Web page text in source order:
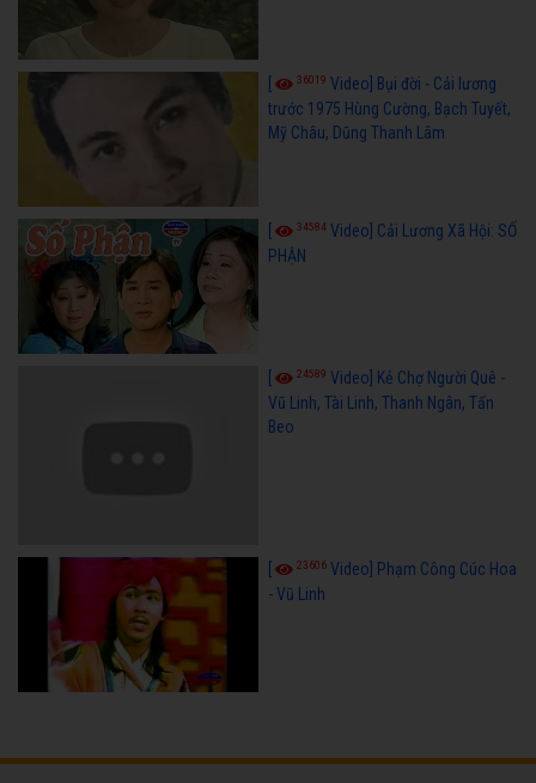
36019 Video] Bụi đời - Cải lương
trước 1975 Hùng Cường, Bạch Tuyết,
Mỹ Châu, Dũng Thanh Lâm
34584 Video] Cải Lương Xã Hội: SỐ
PHẬN
24589 Video] Kẻ Chợ Người Quê -
Vũ Linh, Tài Linh, Thanh Ngân, Tấn
Beo
23606 Video] Phạm Công Cúc Hoa
- Vũ Linh